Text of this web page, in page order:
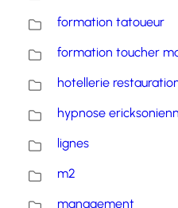
formation tatoueur
formation toucher
hotellerie
hypnose
lignes
m2
management